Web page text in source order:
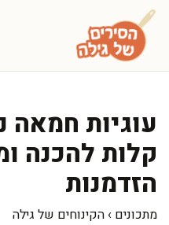
לדלג
לתוכן
עוגיות חמאה
קלות להכנה
הזדמנות
מתכונים › הקינוחים של גילה